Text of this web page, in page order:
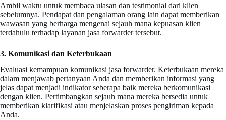
Ambil waktu untuk membaca ulasan dan testimonial dari klien
sebelumnya. Pendapat dan pengalaman orang lain dapat memberikan
wawasan yang berharga mengenai sejauh mana kepuasan klien
terdahulu terhadap layanan jasa forwarder tersebut.
3. Komunikasi dan Keterbukaan
Evaluasi kemampuan komunikasi jasa forwarder. Keterbukaan mereka
dalam menjawab pertanyaan Anda dan memberikan informasi yang
jelas dapat menjadi indikator seberapa baik mereka berkomunikasi
dengan klien. Pertimbangkan sejauh mana mereka bersedia untuk
memberikan klarifikasi atau menjelaskan proses pengiriman kepada
Anda.